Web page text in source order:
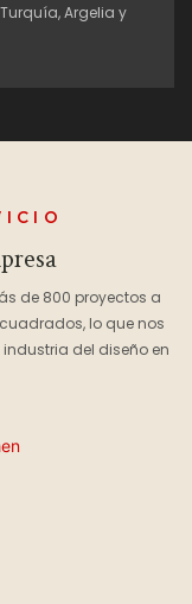
Argelia y
de 800 proyectos a
lo que nos
del diseño en